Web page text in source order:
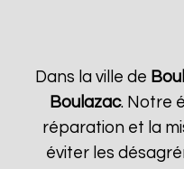
Dans la ville de
Boulazac. Notre
réparation et la
éviter les